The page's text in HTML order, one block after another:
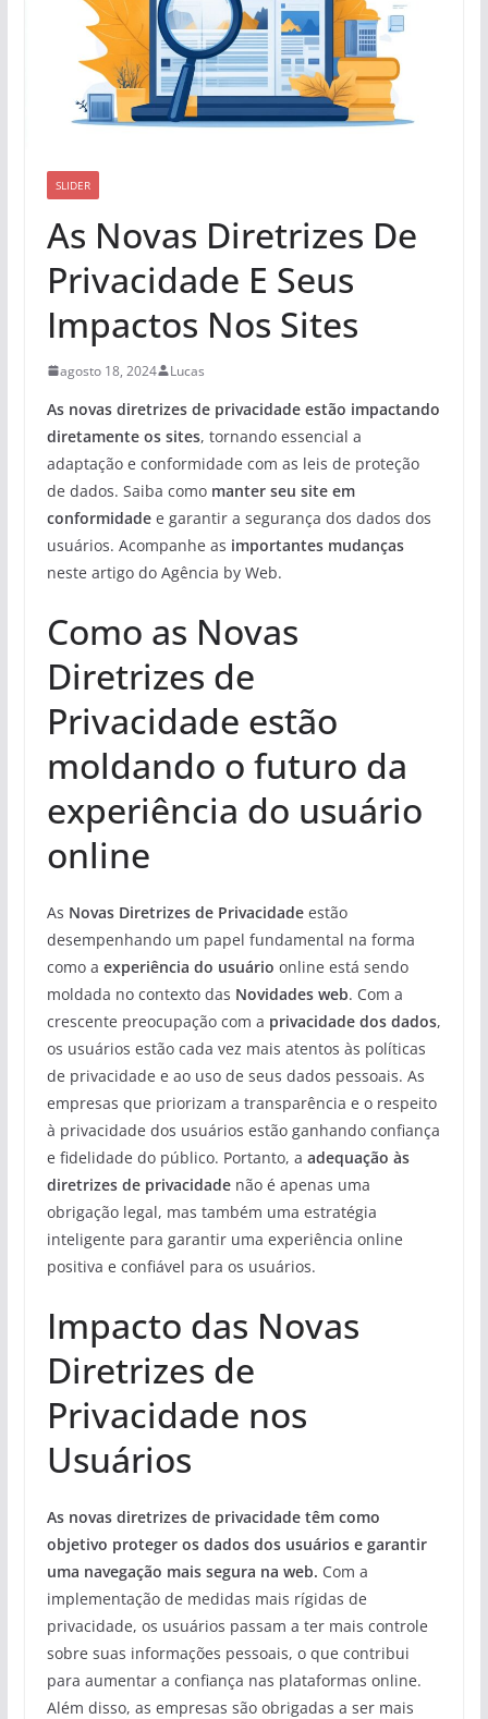
SLIDER
As Novas Diretrizes De
Privacidade E Seus
Impactos Nos Sites
agosto 18, 2024 Lucas
As novas diretrizes de privacidade estão impactando
diretamente os sites, tornando essencial a
adaptação e conformidade com as leis de proteção
de dados. Saiba como manter seu site em
conformidadee garantir a segurança dos dados dos
usuários. Acompanhe as importantes mudanças
neste artigo do Agência by Web.
Como as Novas
Diretrizes de
Privacidade estão
moldando o futuro da
experiência do usuário
online
As Novas Diretrizes de Privacidadeestão
desempenhando um papel fundamental na forma
como a experiência do usuário online está sendo
moldada no contexto das Novidades web. Com a
crescente preocupação com a privacidade dos dados,
os usuários estão cada vez mais atentos às políticas
de privacidade e ao uso de seus dados pessoais. As
empresas que priorizam a transparência e o respeito
à privacidade dos usuários estão ganhando confiança
e fidelidade do público. Portanto, a adequação às
diretrizes de privacidadenão é apenas uma
obrigação legal, mas também uma estratégia
inteligente para garantir uma experiência online
positiva e confiável para os usuários.
Impacto das Novas
Diretrizes de
Privacidade nos
Usuários
As novas diretrizes de privacidade têm como
objetivo proteger os dados dos usuários e garantir
uma navegação mais segura na web. Com a
implementação de medidas mais rígidas de
privacidade, os usuários passam a ter mais controle
sobre suas informações pessoais, o que contribui
para aumentar a confiança nas plataformas online.
Além disso, as empresas são obrigadas a ser mais